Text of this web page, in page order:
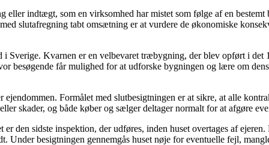
indtægt, som en virksomhed har mistet som følge af en bestemt
slutafregning tabt omsætning er at vurdere de økonomiske
Kvarnen er en velbevaret træbygning, der blev opført i det
får mulighed for at udforske bygningen og lære om
Formålet med slutbesigtningen er at sikre, at alle
skader, og både køber og sælger deltager normalt for at afgøre
den sidste inspektion, der udføres, inden huset overtages af
Under besigtningen gennemgås huset nøje for eventuelle fejl,